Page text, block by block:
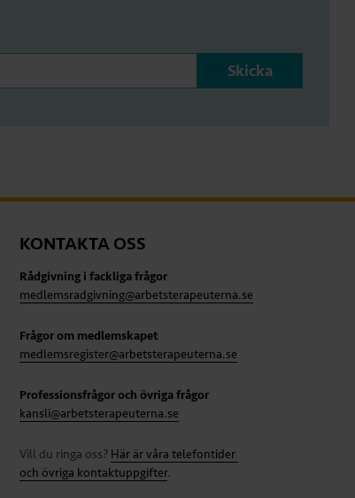
KONTAKTA OSS
Rådgivning i fackliga frågor
medlemsradgivning@arbetsterapeuterna.se
Frågor om medlemskapet
medlemsregister@arbetsterapeuterna.se
Professionsfrågor och övriga frågor
kansli@arbetsterapeuterna.se
Vill du ringa oss? Här är våra telefontider
och övriga kontaktuppgifter.